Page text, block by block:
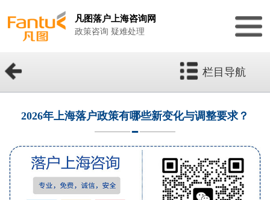
凡图落户上海咨询网
政策咨询 疑难处理
栏目导航
2026年上海落户政策有哪些新变化与调整要求？